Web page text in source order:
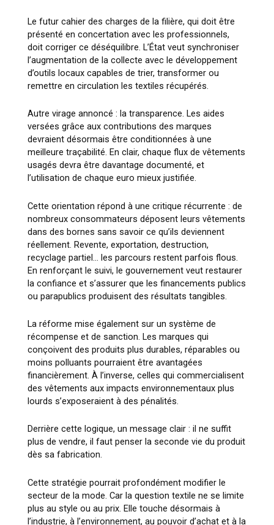
Le futur cahier des charges de la filière, qui doit être
présenté en concertation avec les professionnels,
doit corriger ce déséquilibre. L’État veut synchroniser
l’augmentation de la collecte avec le développement
d’outils locaux capables de trier, transformer ou
remettre en circulation les textiles récupérés.
Autre virage annoncé : la transparence. Les aides
versées grâce aux contributions des marques
devraient désormais être conditionnées à une
meilleure traçabilité. En clair, chaque flux de vêtements
usagés devra être davantage documenté, et
l’utilisation de chaque euro mieux justifiée.
Cette orientation répond à une critique récurrente : de
nombreux consommateurs déposent leurs vêtements
dans des bornes sans savoir ce qu’ils deviennent
réellement. Revente, exportation, destruction,
recyclage partiel… les parcours restent parfois flous.
En renforçant le suivi, le gouvernement veut restaurer
la confiance et s’assurer que les financements publics
ou parapublics produisent des résultats tangibles.
La réforme mise également sur un système de
récompense et de sanction. Les marques qui
conçoivent des produits plus durables, réparables ou
moins polluants pourraient être avantagées
financièrement. À l’inverse, celles qui commercialisent
des vêtements aux impacts environnementaux plus
lourds s’exposeraient à des pénalités.
Derrière cette logique, un message clair : il ne suffit
plus de vendre, il faut penser la seconde vie du produit
dès sa fabrication.
Cette stratégie pourrait profondément modifier le
secteur de la mode. Car la question textile ne se limite
plus au style ou au prix. Elle touche désormais à
l’industrie, à l’environnement, au pouvoir d’achat et à la